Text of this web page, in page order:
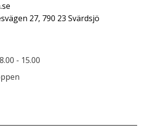
27, 790 23 Svärdsjö
- 15.00